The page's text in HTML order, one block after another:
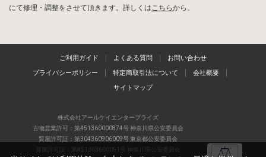
にて修理・調整をさせて頂きます。詳しくはこちらから。
ご利用ガイド よくある質問 お問い合わせ
プライバシーポリシー 特定商取引法について 会社概要
サイトマップ
株式会社アールケイエンタープライズ
古物営業許可：第451360000874号 神奈川県公安委員会
質屋許可証：第304360906009号 東京都公安委員会
質屋許可証：第451363600051号 神奈川県公安委員会